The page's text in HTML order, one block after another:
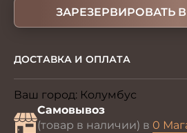
ЗАРЕЗЕРВИРОВАТЬ
ДОСТАВКА И ОПЛАТА
Ваш город: Колумбус
Самовывоз
(товар в наличии) в 0